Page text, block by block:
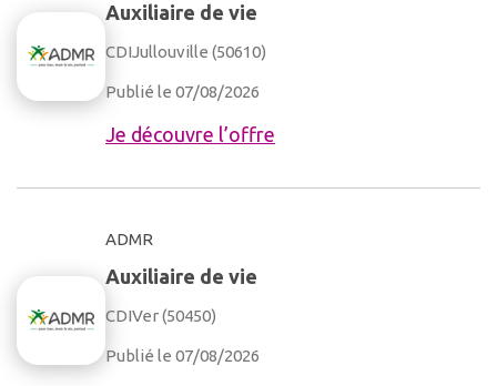
Auxiliaire de vie
CDIJullouville (50610)
Publié le 07/08/2026
Je découvre l’offre
ADMR
Auxiliaire de vie
CDIVer (50450)
Publié le 07/08/2026